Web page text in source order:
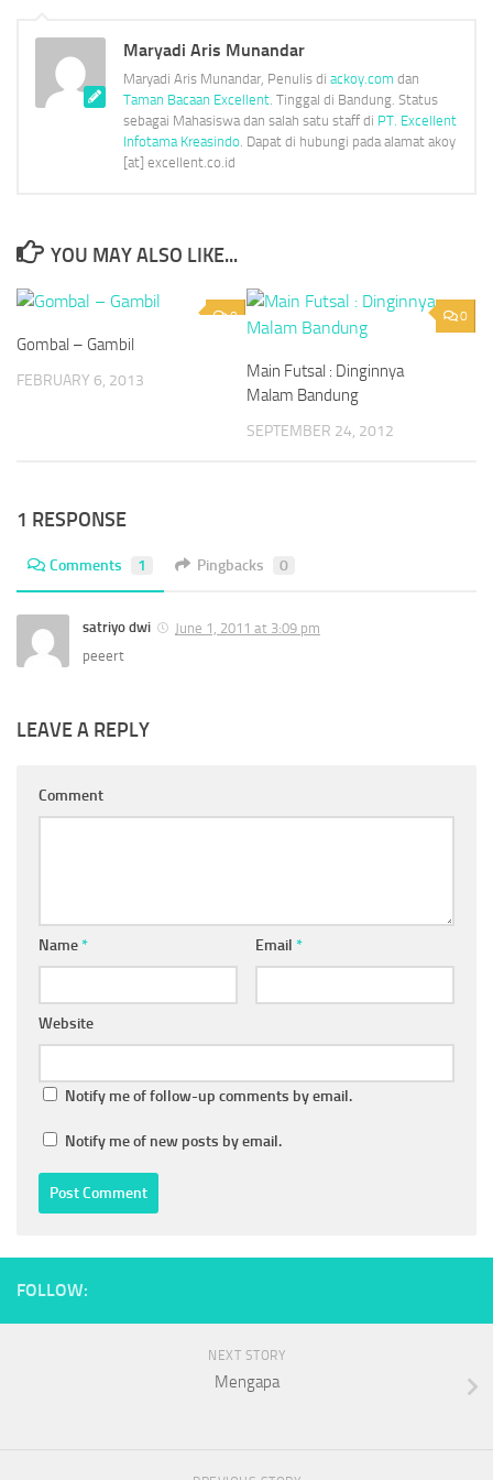
Maryadi Aris Munandar
Maryadi Aris Munandar, Penulis di ackoy.com dan
Taman Bacaan Excellent. Tinggal di Bandung. Status
sebagai Mahasiswa dan salah satu staff di PT. Excellent
Infotama Kreasindo. Dapat di hubungi pada alamat akoy
[at] excellent.co.id
YOU MAY ALSO LIKE...
0
Gombal – Gambil
FEBRUARY 6, 2013
0
Main Futsal : Dinginnya
Malam Bandung
SEPTEMBER 24, 2012
1 RESPONSE
Comments 1 Pingbacks 0
satriyo dwi
June 1, 2011 at 3:09 pm
peeert
LEAVE A REPLY
Comment
Name* Email *
Website
Notify me of follow-up comments by email.
Notify me of new posts by email.
FOLLOW:
NEXT STORY
Mengapa